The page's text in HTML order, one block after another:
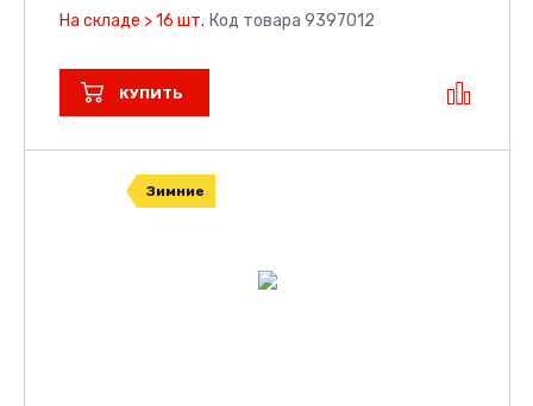
На складе > 16 шт. Код товара 9397012
КУПИТЬ
Зимние